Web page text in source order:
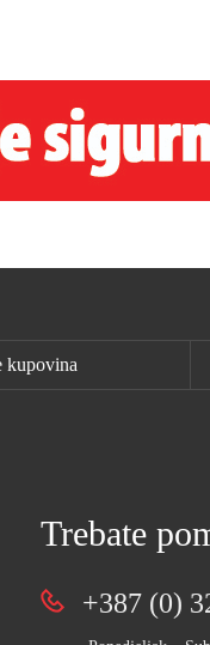
kupovina
Trebate
+387 (0)